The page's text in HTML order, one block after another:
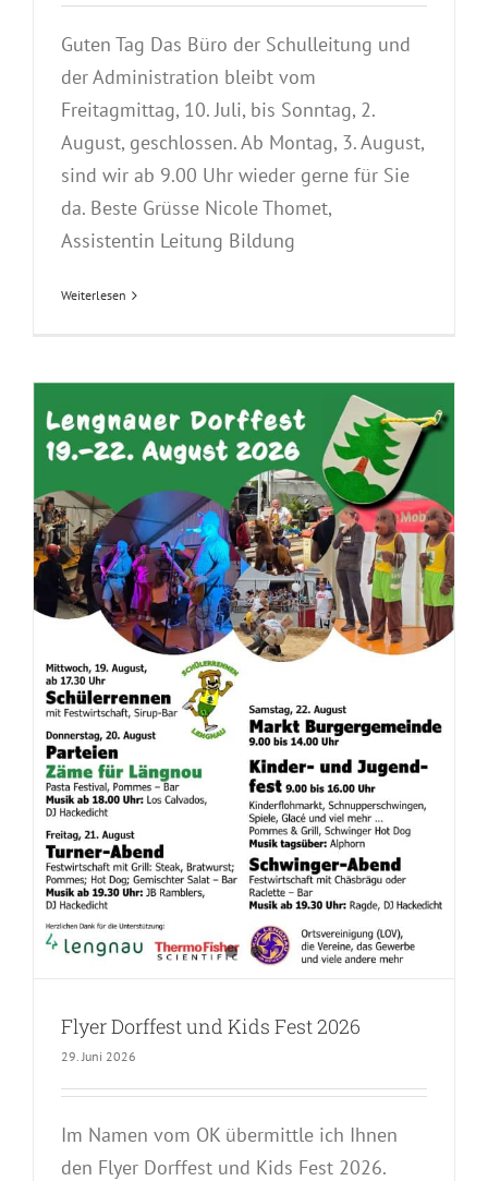
Guten Tag Das Büro der Schulleitung und
der Administration bleibt vom
Freitagmittag, 10. Juli, bis Sonntag, 2.
August, geschlossen. Ab Montag, 3. August,
sind wir ab 9.00 Uhr wieder gerne für Sie
da. Beste Grüsse Nicole Thomet,
Assistentin Leitung Bildung
Weiterlesen
Flyer Dorffest und Kids Fest 2026
29. Juni 2026
Im Namen vom OK übermittle ich Ihnen
den Flyer Dorffest und Kids Fest 2026.